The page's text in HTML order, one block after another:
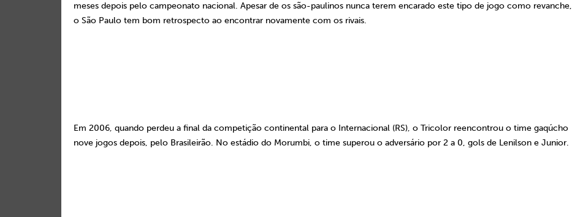
meses depois pelo campeonato nacional. Apesar de os são-paulinos nunca terem encarado este tipo de jogo como revanche,
o São Paulo tem bom retrospecto ao encontrar novamente com os rivais.
Em 2006, quando perdeu a final da competição continental para o Internacional (RS), o Tricolor reencontrou o time gaqúcho
nove jogos depois, pelo Brasileirão. No estádio do Morumbi, o time superou o adversário por 2 a 0, gols de Lenilson e Junior.